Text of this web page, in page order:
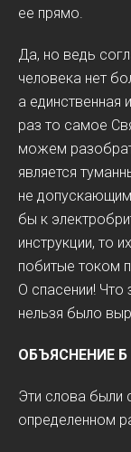
ее прямо.
Да, но ведь
человека нет
а единственная
раз то самое
можем
является
не
бы к
инструкции, то
побитые током
О спасении!
нельзя было
ОБЪЯСНЕНИЕ Б
Эти слова были
определенном